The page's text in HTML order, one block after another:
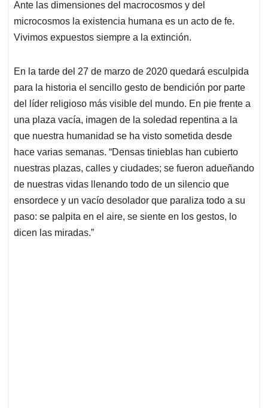
s
A
p
b
o
o
e
d
I
l
a
d
s
Ante las dimensiones del macrocosmos y del
microcosmos la existencia humana es un acto de fe.
Vivimos expuestos siempre a la extinción.
En la tarde del 27 de marzo de 2020 quedará esculpida
para la historia el sencillo gesto de bendición por parte
del líder religioso más visible del mundo. En pie frente a
una plaza vacía, imagen de la soledad repentina a la
que nuestra humanidad se ha visto sometida desde
hace varias semanas. “Densas tinieblas han cubierto
nuestras plazas, calles y ciudades; se fueron adueñando
de nuestras vidas llenando todo de un silencio que
ensordece y un vacío desolador que paraliza todo a su
paso: se palpita en el aire, se siente en los gestos, lo
dicen las miradas.”